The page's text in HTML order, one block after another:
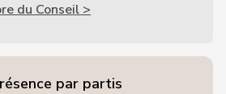
du Conseil >
par partis